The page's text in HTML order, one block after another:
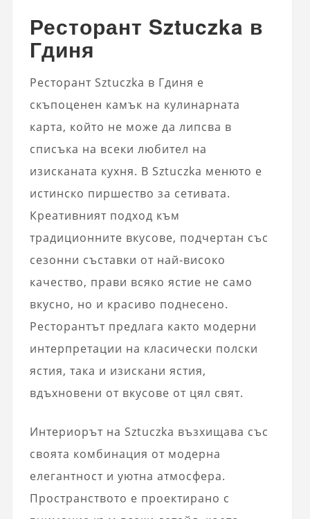
Ресторант Sztuczka в
Гдиня
Ресторант Sztuczka в Гдиня е
скъпоценен камък на кулинарната
карта, който не може да липсва в
списъка на всеки любител на
изисканата кухня. В Sztuczka менюто е
истинско пиршество за сетивата.
Креативният подход към
традиционните вкусове, подчертан със
сезонни съставки от най-високо
качество, прави всяко ястие не само
вкусно, но и красиво поднесено.
Ресторантът предлага както модерни
интерпретации на класически полски
ястия, така и изискани ястия,
вдъхновени от вкусове от цял ​​свят.
Интериорът на Sztuczka възхищава със
своята комбинация от модерна
елегантност и уютна атмосфера.
Пространството е проектирано с